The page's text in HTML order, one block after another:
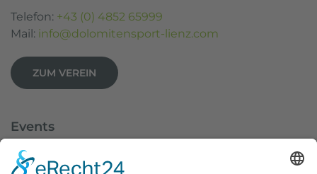
Telefon: +43 (0) 4852 65999
Mail: info@dolomitensport-lienz.com
ZUM VEREIN
Events
Dolomitenlauf